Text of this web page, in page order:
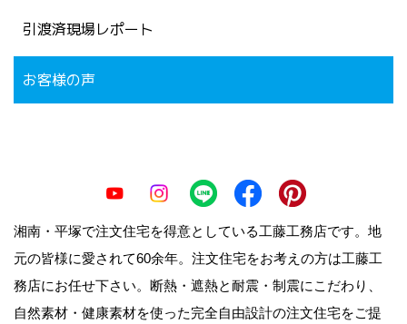
引渡済現場レポート
お客様の声
湘南・平塚で注文住宅を得意としている工藤工務店です。地
元の皆様に愛されて60余年。注文住宅をお考えの方は工藤工
務店にお任せ下さい。断熱・遮熱と耐震・制震にこだわり、
自然素材・健康素材を使った完全自由設計の注文住宅をご提